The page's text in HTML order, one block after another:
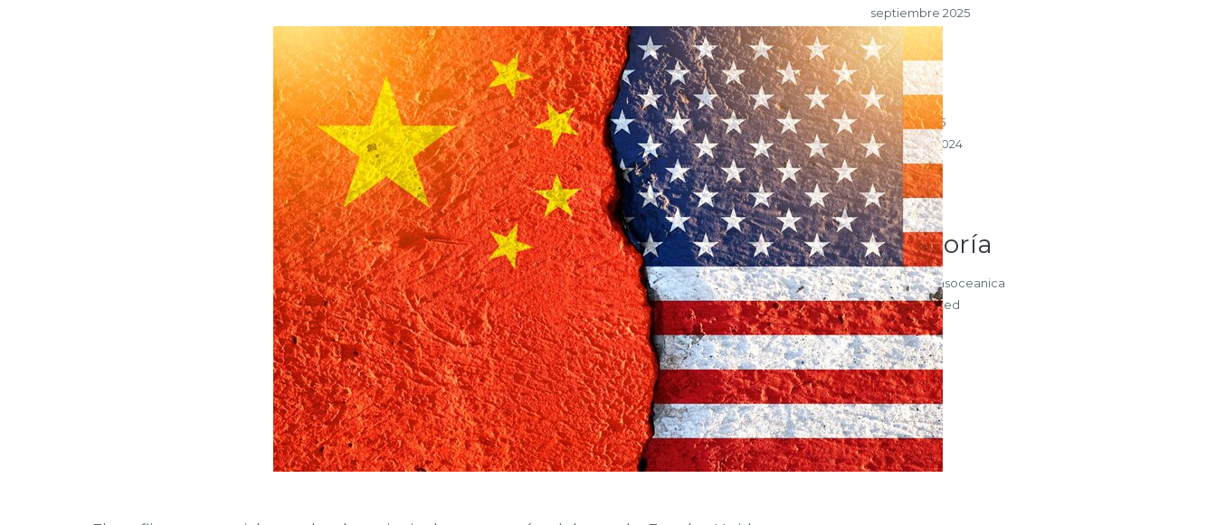
septiembre 2025
julio 2025
junio 2025
mayo 2025
marzo 2025
febrero 2025
diciembre 2024
agosto 2024
Categoría
Noticias Transoceanica
Uncategorized